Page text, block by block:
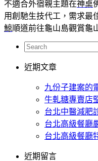
不適合外宿親主題在神桌
用創馳生技代工，需求最
鯨順道前往龜山島觀賞龜
近期文章
九份子建案的
牛軋糖專賣店
台北中醫減肥
台北高級餐廳
台北高級餐廳
近期留言